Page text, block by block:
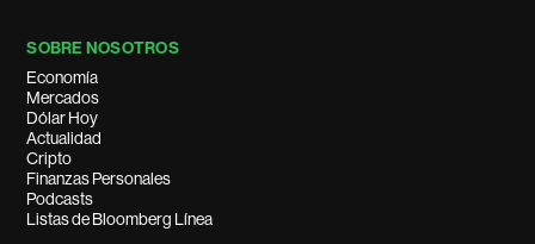
SOBRE NOSOTROS
Economía
Mercados
Dólar Hoy
Actualidad
Cripto
Finanzas Personales
Podcasts
Listas de Bloomberg Línea